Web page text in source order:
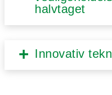
halvtaget
Innovativ